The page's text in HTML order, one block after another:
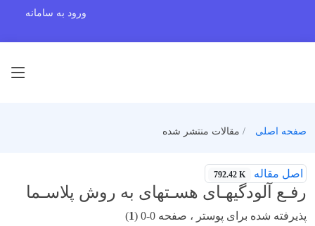
ورود به سامانه
صفحه اصلی مقالات منتشر شده
اصل مقاله 792.42 K
رفـع آلودگیهـای هسـتهای به روش پلاسـما
پذیرفته شده برای پوستر ، صفحه 0-0 ( 1
)